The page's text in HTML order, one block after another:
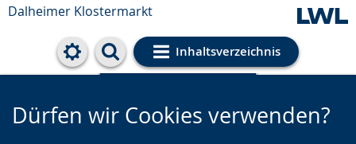
Dalheimer Klostermarkt
Inhaltsverzeichnis
Cookie-Einstellungen
Dürfen wir Cookies verwenden?